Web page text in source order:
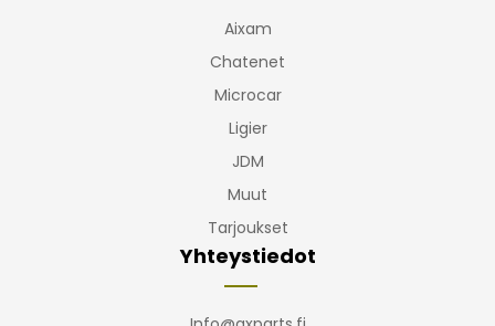
Aixam
Chatenet
Microcar
Ligier
JDM
Muut
Tarjoukset
Yhteystiedot